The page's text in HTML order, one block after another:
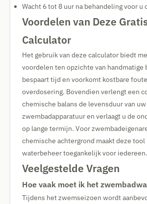
Wacht 6 tot 8 uur na behandeling voor u
Voordelen van Deze
Calculator
Het gebruik van deze calculator biedt
voordelen ten opzichte van handmatige
bespaart tijd en voorkomt kostbare
overdosering. Bovendien verlengt een
chemische balans de levensduur van uw
zwembadapparatuur en verlaagt u de
op lange termijn. Voor
chemische achtergrond maakt deze
waterbeheer toegankelijk voor iedereen.
Veelgestelde Vragen
Hoe vaak moet ik het
Tijdens het zwemseizoen wordt